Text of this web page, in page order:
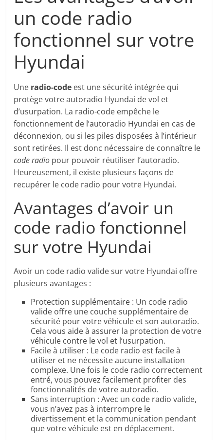
un code radio
fonctionnel sur votre
Hyundai
Une radio-code est une sécurité intégrée qui
protège votre autoradio Hyundai de vol et
d’usurpation. La radio-code empêche le
fonctionnement de l’autoradio Hyundai en cas de
déconnexion, ou si les piles disposées à l’intérieur
sont retirées. Il est donc nécessaire de connaître le
code radio pour pouvoir réutiliser l’autoradio.
Heureusement, il existe plusieurs façons de
recupérer le code radio pour votre Hyundai.
Avantages d’avoir un
code radio fonctionnel
sur votre Hyundai
Avoir un code radio valide sur votre Hyundai offre
plusieurs avantages :
Protection supplémentaire : Un code radio
valide offre une couche supplémentaire de
sécurité pour votre véhicule et son autoradio.
Cela vous aide à assurer la protection de votre
véhicule contre le vol et l’usurpation.
Facile à utiliser : Le code radio est facile à
utiliser et ne nécessite aucune installation
complexe. Une fois le code radio correctement
entré, vous pouvez facilement profiter des
fonctionnalités de votre autoradio.
Sans interruption : Avec un code radio valide,
vous n’avez pas à interrompre le
divertissement et la communication pendant
que votre véhicule est en déplacement.